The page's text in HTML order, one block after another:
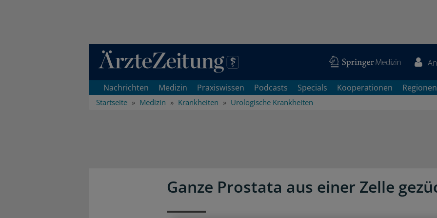
Direkt zum Inhaltsbereich
Nachrichten Medizin Praxiswissen Podcasts Specials Kooperationen Regionen
Startseite Medizin Krankheiten Urologische Krankheiten
Ganze Prostata aus einer Zelle